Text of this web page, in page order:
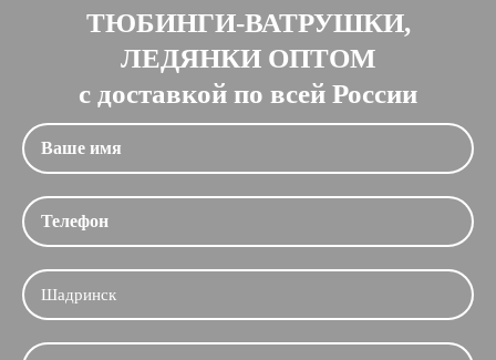
ТЮБИНГИ-ВАТРУШКИ,
ЛЕДЯНКИ ОПТОМ
с доставкой по всей России